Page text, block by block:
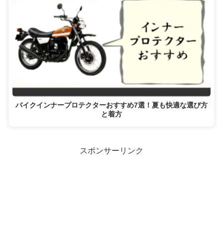
バイクインナープロテクターおすすめ7選！夏も快適な選び方
と着方
スポンサーリンク